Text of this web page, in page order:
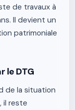
de travaux à
Il devient un
patrimoniale
le DTG
de la situation
il reste